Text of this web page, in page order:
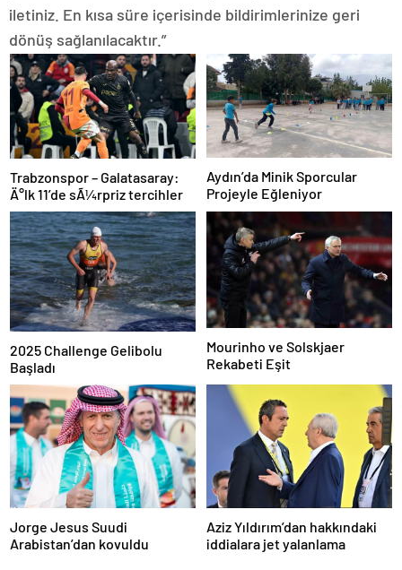
iletiniz. En kısa süre içerisinde bildirimlerinize geri
dönüş sağlanılacaktır.”
Trabzonspor – Galatasaray:
Ä°lk 11’de sÃ¼rpriz tercihler
Aydın’da Minik Sporcular
Projeyle Eğleniyor
2025 Challenge Gelibolu
Başladı
Mourinho ve Solskjaer
Rekabeti Eşit
Jorge Jesus Suudi
Arabistan’dan kovuldu
Aziz Yıldırım’dan hakkındaki
iddialara jet yalanlama